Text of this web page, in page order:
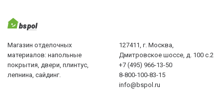
Магазин отделочных
материалов: напольные
покрытия, двери, плинтус,
лепнина, сайдинг.
127411, г. Москва,
Дмитровское шоссе, д. 100 с.2
+7 (495) 966-13-50
8-800-100-83-15
info@bspol.ru